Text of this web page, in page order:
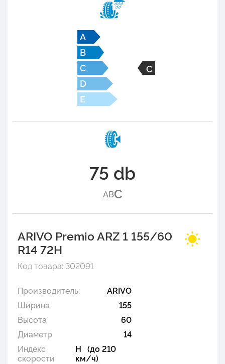
C
75 db
ABC
ARIVO Premio ARZ 1 155/60
R14 72H
Код товара: 302091
Производитель:
ARIVO
Ширина
155
Высота
60
Диаметр
14
Индекс
скорости
H (до 210
км/ч)